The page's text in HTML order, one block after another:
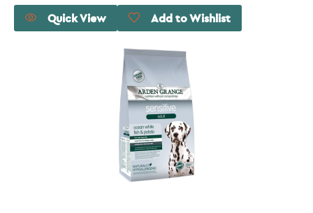
Quick View Add to Wishlist